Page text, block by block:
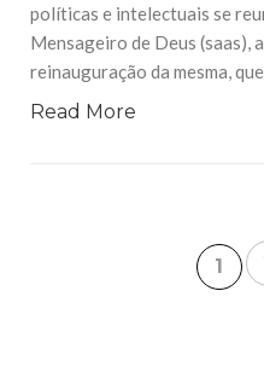
políticas e intelectuais se
Mensageiro de Deus (saas),
reinauguração da mesma, que
Read More
1